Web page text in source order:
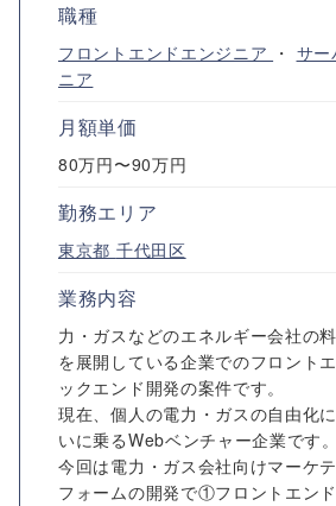
職種
フロントエンドエンジニア ・ サー
ニア
月額単価
80万円〜90万円
勤務エリア
東京都 千代田区
業務内容
力・ガスなどのエネルギー会社の
を展開している企業でのフロント
ックエンド開発の案件です。
現在、個人の電力・ガスの自由化
いに乗るWebベンチャー企業です。
今回は電力・ガス会社向けマーケ
フォームの開発で①フロントエン